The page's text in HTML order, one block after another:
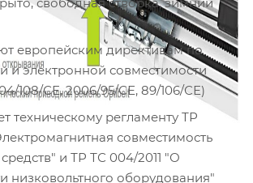
европейским директивам по
и электронной совместимости
108/СЕ, 2006/95/СЕ, 89/106/СЕ)
техническому регламенту ТР
совместимость
и ТР ТС 004/2011 "О
низковольтного оборудования"